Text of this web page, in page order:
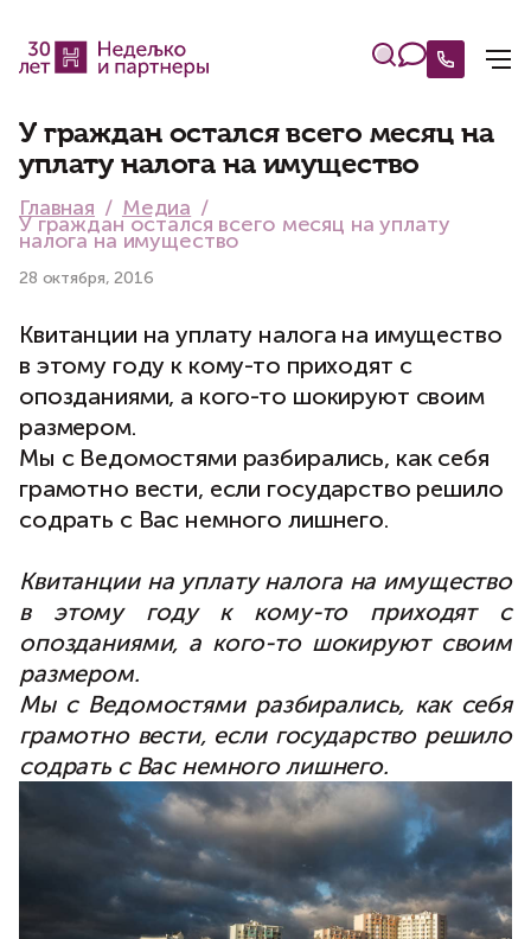
У граждан остался всего месяц на
уплату налога на имущество
Главная Медиа
У граждан остался всего месяц на уплату
налога на имущество
28 октября, 2016
Квитанции на уплату налога на имущество
в этому году к кому-то приходят с
опозданиями, а кого-то шокируют своим
размером.
Мы с Ведомостями разбирались, как себя
грамотно вести, если государство решило
содрать с Вас немного лишнего.
Квитанции на уплату налога на имущество
в этому году к кому-то приходят с
опозданиями, а кого-то шокируют своим
размером.
Мы с Ведомостями разбирались, как себя
грамотно вести, если государство решило
содрать с Вас немного лишнего.